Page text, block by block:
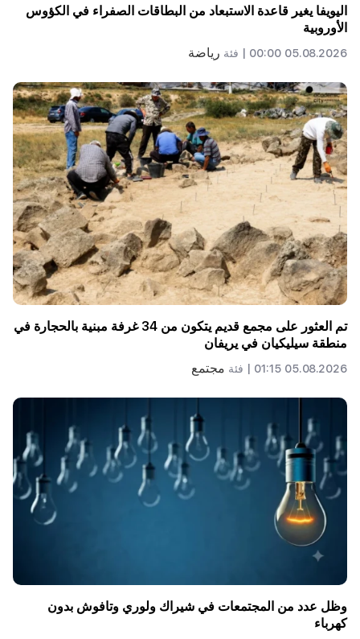
اليويفا يغير قاعدة الاستبعاد من البطاقات الصفراء في الكؤوس
الأوروبية
05.08.2026 00:00 | فئة رياضة
تم العثور على مجمع قديم يتكون من 34 غرفة مبنية بالحجارة في
منطقة سيليكيان في يريفان
05.08.2026 01:15 | فئة مجتمع
وظل عدد من المجتمعات في شيراك ولوري وتافوش بدون
كهرباء